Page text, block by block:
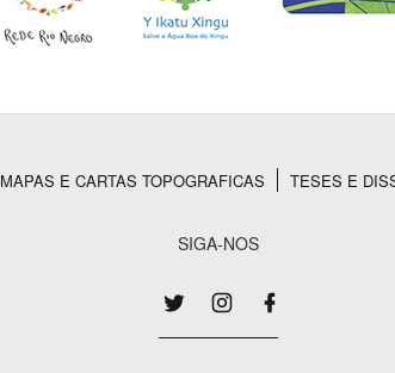
MAPAS E CARTAS TOPOGRAFICAS TESES E
SIGA-NOS